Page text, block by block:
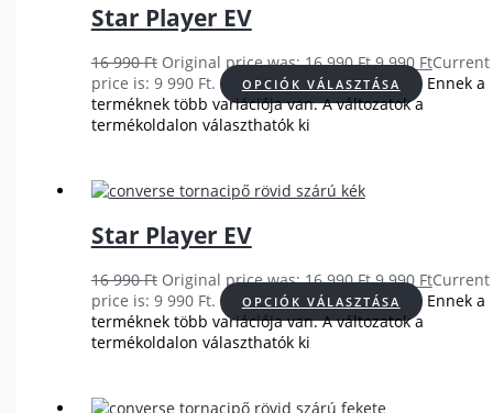
Star Player EV
16 990Ft Original price was: 16 990 Ft.9 990 FtCurrent
price is: 9 990 Ft.
OPCIÓK VÁLASZTÁSA
Ennek a
terméknek több variációja van. A változatok a
termékoldalon választhatók ki
Star Player EV
16 990Ft Original price was: 16 990 Ft.9 990 FtCurrent
price is: 9 990 Ft.
OPCIÓK VÁLASZTÁSA
Ennek a
terméknek több variációja van. A változatok a
termékoldalon választhatók ki